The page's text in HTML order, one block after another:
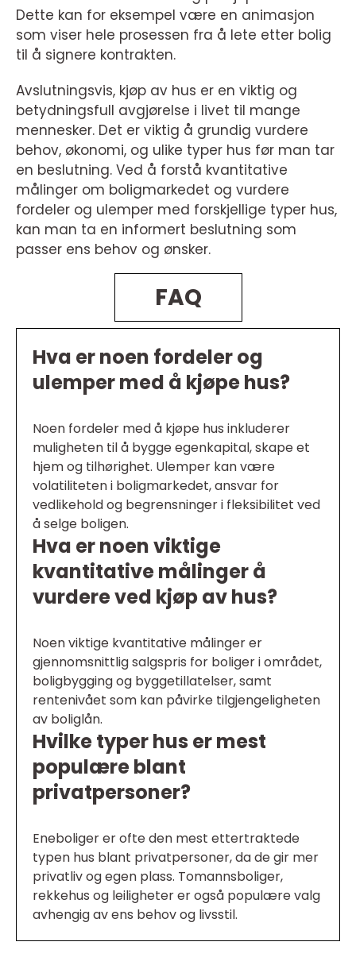
Dette kan for eksempel være en animasjon
som viser hele prosessen fra å lete etter bolig
til å signere kontrakten.
Avslutningsvis, kjøp av hus er en viktig og
betydningsfull avgjørelse i livet til mange
mennesker. Det er viktig å grundig vurdere
behov, økonomi, og ulike typer hus før man tar
en beslutning. Ved å forstå kvantitative
målinger om boligmarkedet og vurdere
fordeler og ulemper med forskjellige typer hus,
kan man ta en informert beslutning som
passer ens behov og ønsker.
FAQ
Hva er noen fordeler og
ulemper med å kjøpe hus?
Noen fordeler med å kjøpe hus inkluderer
muligheten til å bygge egenkapital, skape et
hjem og tilhørighet. Ulemper kan være
volatiliteten i boligmarkedet, ansvar for
vedlikehold og begrensninger i fleksibilitet ved
å selge boligen.
Hva er noen viktige
kvantitative målinger å
vurdere ved kjøp av hus?
Noen viktige kvantitative målinger er
gjennomsnittlig salgspris for boliger i området,
boligbygging og byggetillatelser, samt
rentenivået som kan påvirke tilgjengeligheten
av boliglån.
Hvilke typer hus er mest
populære blant
privatpersoner?
Eneboliger er ofte den mest ettertraktede
typen hus blant privatpersoner, da de gir mer
privatliv og egen plass. Tomannsboliger,
rekkehus og leiligheter er også populære valg
avhengig av ens behov og livsstil.